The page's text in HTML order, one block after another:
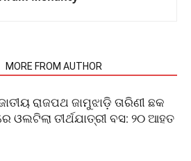
MORE FROM AUTHOR
ରାଜପଥ ଜାମୁଝାଡ଼ି ତାରିଣୀ ଛକ
ଓଲଟିଲା ତୀର୍ଥଯାତ୍ରୀ ବସ: ୨୦ ଆହତ